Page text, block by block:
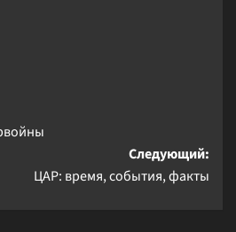
Следующий:
ЦАР: время, события, факты